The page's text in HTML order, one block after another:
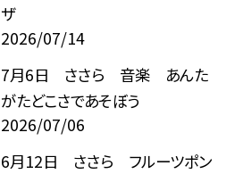
ザ
2026/07/14
7月6日 ささら 音楽 あんた
がたどこさであそぼう
2026/07/06
6月12日 ささら フルーツポン